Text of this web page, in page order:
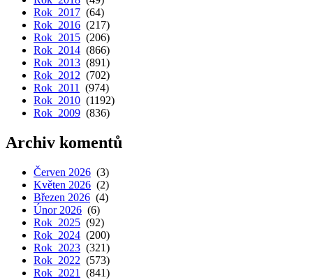
Rok 2017 (64)
Rok 2016 (217)
Rok 2015 (206)
Rok 2014 (866)
Rok 2013 (891)
Rok 2012 (702)
Rok 2011 (974)
Rok 2010 (1192)
Rok 2009 (836)
Archiv komentů
Červen 2026 (3)
Květen 2026 (2)
Březen 2026 (4)
Únor 2026 (6)
Rok 2025 (92)
Rok 2024 (200)
Rok 2023 (321)
Rok 2022 (573)
Rok 2021
(841)